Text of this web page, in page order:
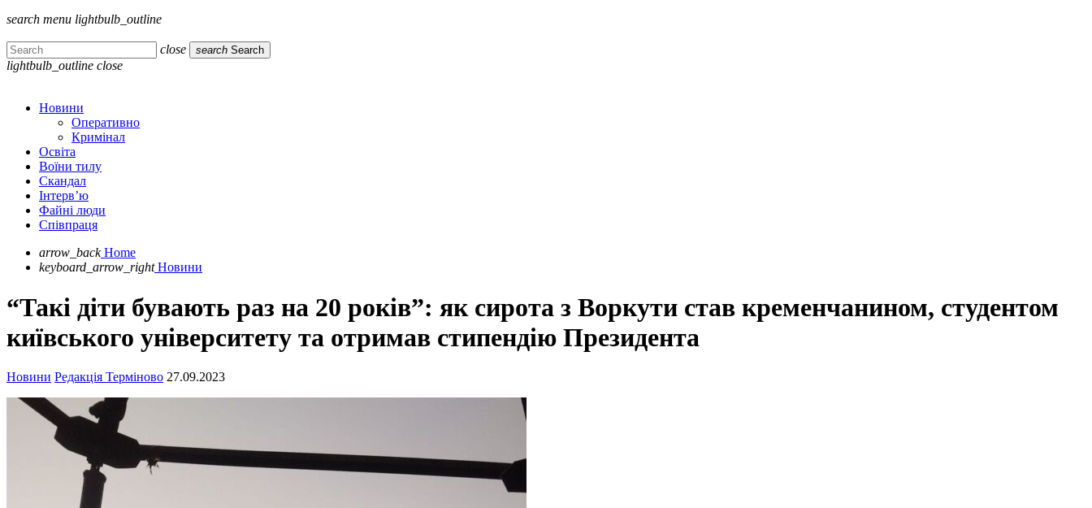
search menu lightbulb_outline
close search Search
lightbulb_outline close
Новини
Оперативно
Кримінал
Освіта
Воїни тилу
Скандал
Інтерв’ю
Файні люди
Співпраця
arrow_back Home
keyboard_arrow_right Новини
“Такі діти бувають раз на 20 років”: як сирота з Воркути став кременчанином, студентом
київського університету та отримав стипендію Президента
Новини Редакція Терміново 27.09.2023